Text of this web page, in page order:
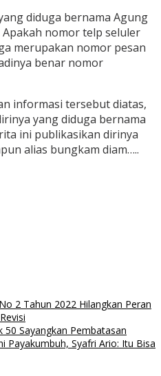
diduga bernama Agung
nomor telp seluler
merupakan nomor pesan
benar nomor
informasi tersebut diatas,
yang diduga bernama
ini publikasikan dirinya
alias bungkam diam…..
2 Tahun 2022 Hilangkan Peran
50 Sayangkan Pembatasan
Payakumbuh, Syafri Ario: Itu Bisa